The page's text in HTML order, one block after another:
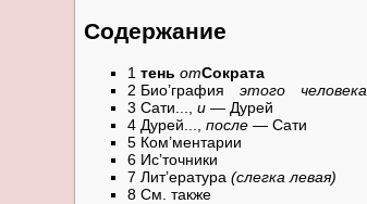
Содержание
1 тень отСократа
2 Био’графия этого человека
3 Сати..., и — Дурей
4 Дурей..., после — Сати
5 Ком’ментарии
6 Ис’точники
7 Лит’ература (слегка левая)
8 См. также